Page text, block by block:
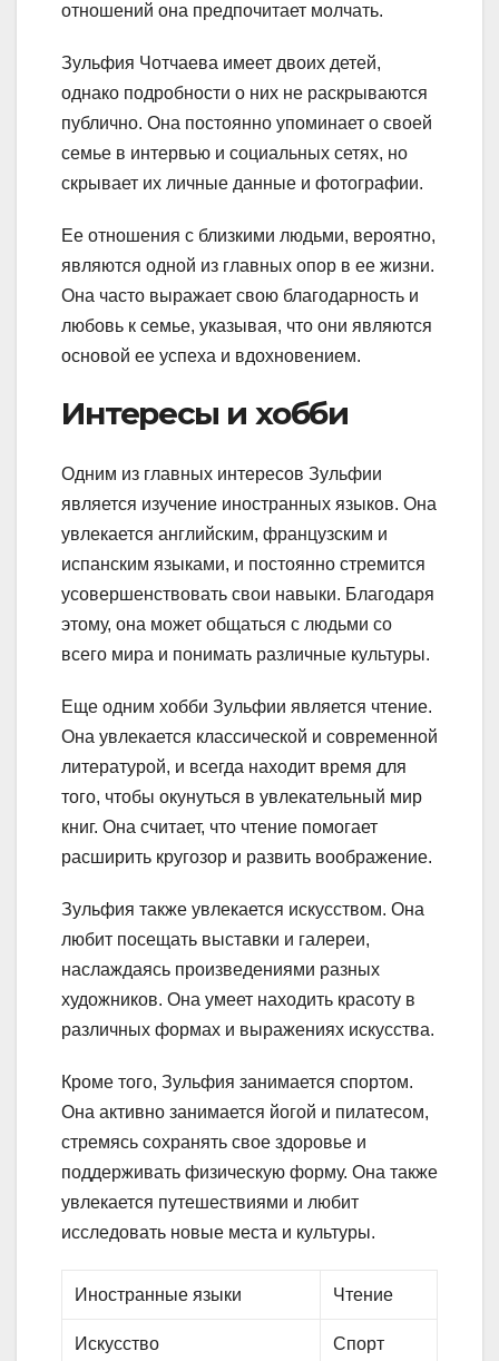
отношений она предпочитает молчать.
Зульфия Чотчаева имеет двоих детей,
однако подробности о них не раскрываются
публично. Она постоянно упоминает о своей
семье в интервью и социальных сетях, но
скрывает их личные данные и фотографии.
Ее отношения с близкими людьми, вероятно,
являются одной из главных опор в ее жизни.
Она часто выражает свою благодарность и
любовь к семье, указывая, что они являются
основой ее успеха и вдохновением.
Интересы и хобби
Одним из главных интересов Зульфии
является изучение иностранных языков. Она
увлекается английским, французским и
испанским языками, и постоянно стремится
усовершенствовать свои навыки. Благодаря
этому, она может общаться с людьми со
всего мира и понимать различные культуры.
Еще одним хобби Зульфии является чтение.
Она увлекается классической и современной
литературой, и всегда находит время для
того, чтобы окунуться в увлекательный мир
книг. Она считает, что чтение помогает
расширить кругозор и развить воображение.
Зульфия также увлекается искусством. Она
любит посещать выставки и галереи,
наслаждаясь произведениями разных
художников. Она умеет находить красоту в
различных формах и выражениях искусства.
Кроме того, Зульфия занимается спортом.
Она активно занимается йогой и пилатесом,
стремясь сохранять свое здоровье и
поддерживать физическую форму. Она также
увлекается путешествиями и любит
исследовать новые места и культуры.
Иностранные языки Чтение
Искусство Спорт